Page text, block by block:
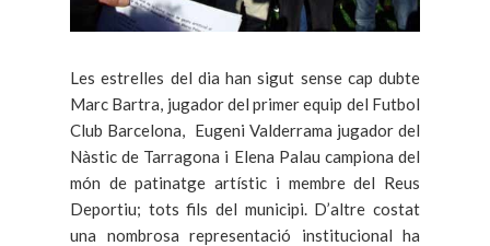
Les estrelles del dia han sigut sense cap dubte
Marc Bartra, jugador del primer equip del Futbol
Club Barcelona, Eugeni Valderrama jugador del
Nàstic de Tarragona i Elena Palau campiona del
món de patinatge artístic i membre del Reus
Deportiu; tots fils del municipi. D’altre costat
una nombrosa representació institucional ha